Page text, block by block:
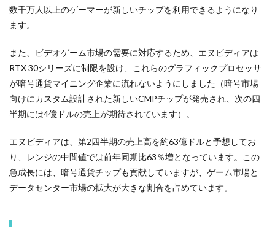
数千万人以上のゲーマーが新しいチップを利用できるようになり
ます。
また、ビデオゲーム市場の需要に対応するため、エヌビディアは
RTX 30シリーズに制限を設け、これらのグラフィックプロセッサ
が暗号通貨マイニング企業に流れないようにしました（暗号市場
向けにカスタム設計された新しいCMPチップが発売され、次の四
半期には4億ドルの売上が期待されています）。
エヌビディアは、第2四半期の売上高を約63億ドルと予想してお
り、レンジの中間値では前年同期比63％増となっています。この
急成長には、暗号通貨チップも貢献していますが、ゲーム市場と
データセンター市場の拡大が大きな割合を占めています。